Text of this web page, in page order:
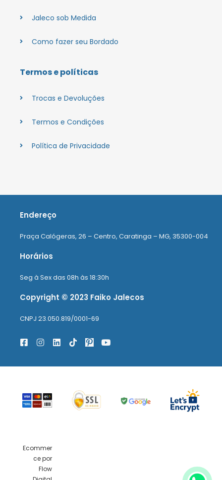
Jaleco sob Medida
Como fazer seu Bordado
Termos e políticas
Trocas e Devoluções
Termos e Condições
Política de Privacidade
Endereço
Praça Calógeras, 26 – Centro, Caratinga – MG, 35300-004
Horários
Seg à Sex das 08h às 18:30h
Copyright © 2023 Faiko Jalecos
CNPJ 23.050.819/0001-69
Ecommer
ce por
Flow